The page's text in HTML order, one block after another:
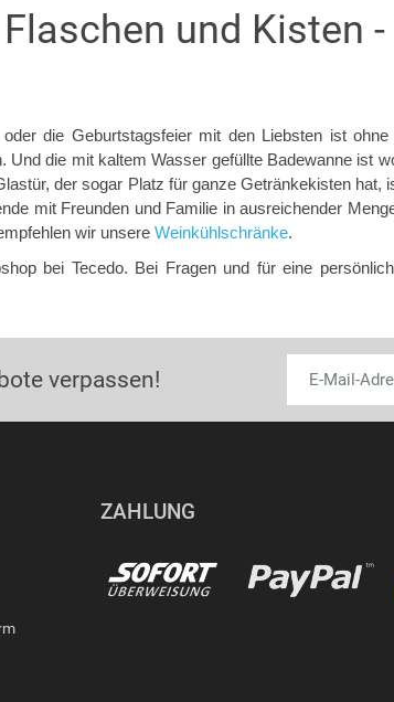
und Kisten
die Geburtstagsfeier mit den Liebsten ist
die mit kaltem Wasser gefüllte Badewanne ist
der sogar Platz für ganze Getränkekisten hat,
mit Freunden und Familie in ausreichender
wir unsere Weinkühlschränke.
bei Tecedo. Bei Fragen und für eine
verpassen!
ZAHLUNG